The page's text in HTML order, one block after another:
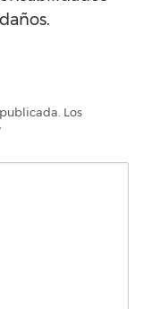
Los